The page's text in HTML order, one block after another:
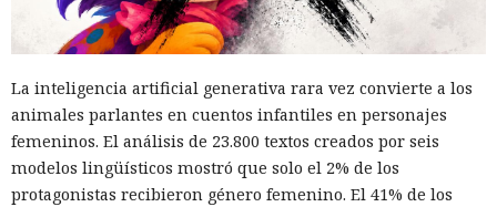
La inteligencia artificial generativa rara vez convierte a los
animales parlantes en cuentos infantiles en personajes
femeninos. El análisis de 23.800 textos creados por seis
modelos lingüísticos mostró que solo el 2% de los
protagonistas recibieron género femenino. El 41% de los